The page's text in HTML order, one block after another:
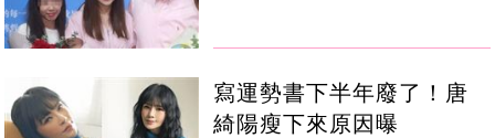
寫運勢書下半年廢了！唐
綺陽瘦下來原因曝